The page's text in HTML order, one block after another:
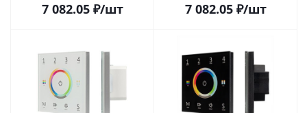
7 082.05₽/шт 7 082.05₽/шт